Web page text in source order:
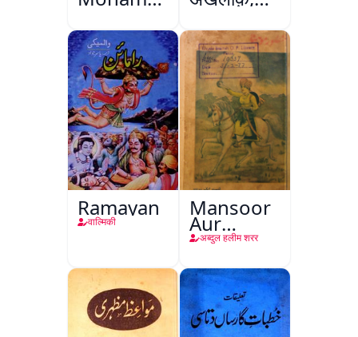
Ali Ek
Mutala
अमृतसर
Ramayan
वाल्मिकी
Mansoor
Aur
Mohina
अब्दुल हलीम शरर